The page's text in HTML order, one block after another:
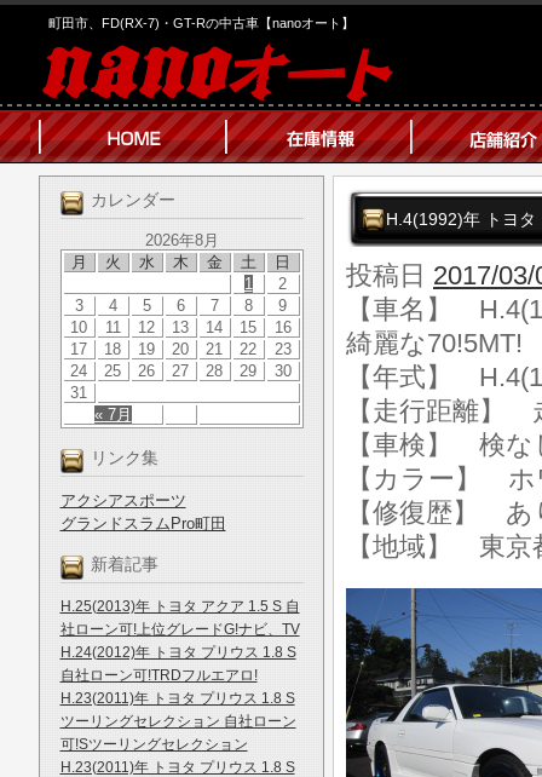
町田市、FD(RX-7)・GT-Rの中古車【nanoオート】
カレンダー
2026年8月
月
火 水 木 金 土 日
« 7月
1
2
3
4 5 6 7 8
9
10
11 12 13 14 15
16
17
18 19 20 21 22
23
24
25 26 27 28 29
30
31
リンク集
アクシアスポーツ
グランドスラムPro町田
新着記事
H.25(2013)年 トヨタ アクア 1.5 S 自
社ローン可!上位グレードG!ナビ、TV
H.24(2012)年 トヨタ プリウス 1.8 S
自社ローン可!TRDフルエアロ!
H.23(2011)年 トヨタ プリウス 1.8 S
ツーリングセレクション 自社ローン
可!Sツーリングセレクション
H.23(2011)年 トヨタ プリウス 1.8 S
H.4(1992)年 トヨ
投稿日 2017/03/
【車名】
綺麗な70!5MT!
【年式】
【走行距離】
【車検】 検な
【カラー】
【修復歴】 あ
【地域】 東京